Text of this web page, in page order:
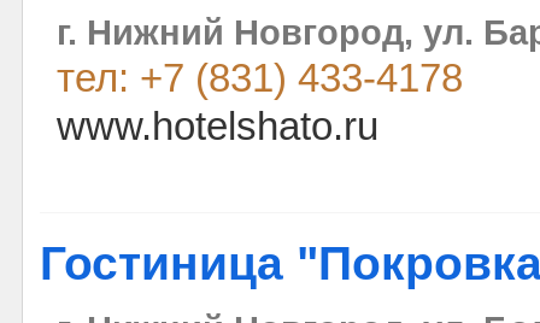
г. Нижний Новгород, ул.
тел: +7 (831) 433-4178
www.hotelshato.ru
Гостиница